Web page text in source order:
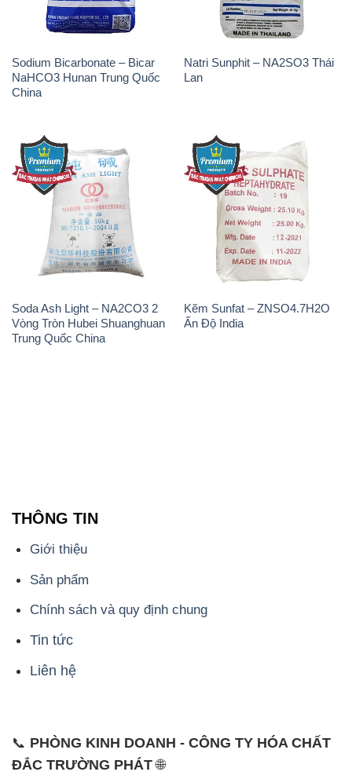
Soda Ash Light – NA2CO3 2
Vòng Tròn Hubei Shuanghuan
Trung Quốc China
Kẽm Sunfat – ZNSO4.7H2O
Ấn Độ India
Chính sách và quy định chung
Tin tức
Liên hệ
📞
PHÒNG KINH DOANH - CÔNG TY HÓA CHẤT
ĐẮC TRƯỜNG PHÁT
- 028.3756.1835 - 028.3756.1840 - 028.3756.1841-